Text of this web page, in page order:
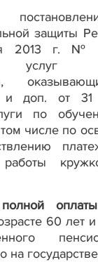
защиты
2013 г. №
услуг
и доп. от
по
том числе по
оплаты
60 лет
на